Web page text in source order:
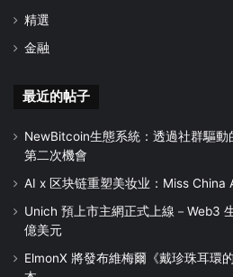
精選
金融
最近的帖子
NewBitcoin生態系統：透過社群驅動
第二次機會
AI x 区块链重塑美妆业：Miss China
Unich 預上市主網正式上線－Web3
億美元
ElmonX 將發布維梅爾《戴珍珠耳環